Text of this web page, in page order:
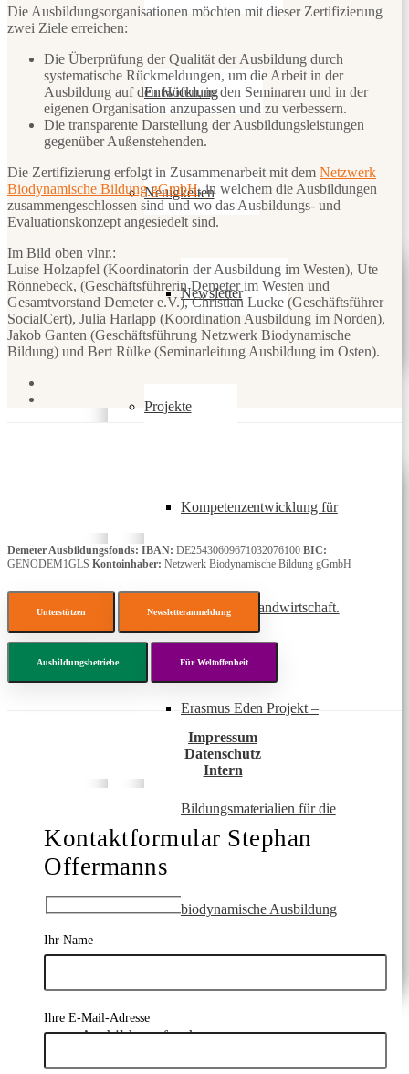
Entwicklung
Neuigkeiten
Newsletter
Projekte
Kompetenzentwicklung für
nachhaltige Landwirtschaft.
Erasmus Eden Projekt –
Bildungsmaterialien für die
biodynamische Ausbildung
Ausbildungsfonds
Die Ausbildungsorganisationen möchten mit dieser Zertifizierung
zwei Ziele erreichen:
Die Überprüfung der Qualität der Ausbildung durch
systematische Rückmeldungen, um die Arbeit in der
Ausbildung auf den Höfen, in den Seminaren und in der
eigenen Organisation anzupassen und zu verbessern.
Die transparente Darstellung der Ausbildungsleistungen
gegenüber Außenstehenden.
Die Zertifizierung erfolgt in Zusammenarbeit mit dem Netzwerk
Biodynamische Bildung gGmbH, in welchem die Ausbildungen
zusammengeschlossen sind und wo das Ausbildungs- und
Evaluationskonzept angesiedelt sind.
Im Bild oben vlnr.:
Luise Holzapfel (Koordinatorin der Ausbildung im Westen), Ute
Rönnebeck, (Geschäftsführerin Demeter im Westen und
Gesamtvorstand Demeter e.V.), Christian Lucke (Geschäftsführer
SocialCert), Julia Harlapp (Koordination Ausbildung im Norden),
Jakob Ganten (Geschäftsführung Netzwerk Biodynamische
Bildung) und Bert Rülke (Seminarleitung Ausbildung im Osten).
Demeter Ausbildungsfonds: IBAN: DE25430609671032076100 BIC:
GENODEM1GLS Kontoinhaber: Netzwerk Biodynamische Bildung gGmbH
Unterstützen Newsletteranmeldung
Ausbildungsbetriebe Für Weltoffenheit
Impressum
Datenschutz
Intern
Kontaktformular Stephan
Offermanns
Ihr Name
Ihre E-Mail-Adresse